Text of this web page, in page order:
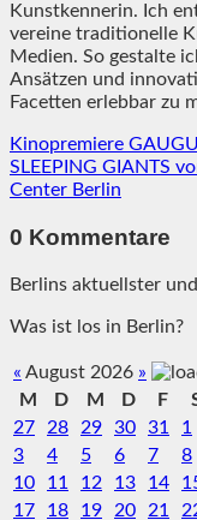
Kunstkennerin. Ich
vereine traditionelle
Medien. So gestalte
Ansätzen und
Facetten erlebbar zu
Kinopremiere
SLEEPING GIANTS
Center Berlin
0 Kommentare
Berlins aktuellster
Was ist los in Berlin?
« August 2026 »
M
D M D F
27
28 29 30 31 1
3
4 5 6 7 8
10
11 12 13 14
17
18 19 20 21